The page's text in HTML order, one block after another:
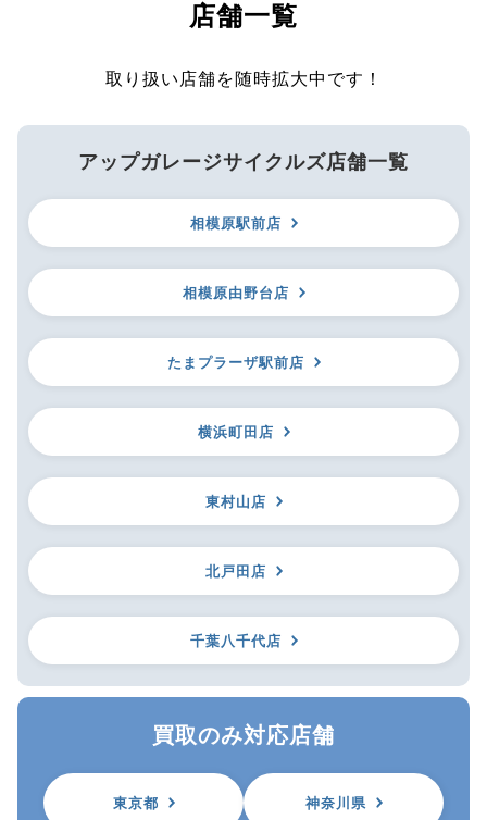
店舗一覧
取り扱い店舗を随時拡大中です！
アップガレージサイクルズ店舗一覧
相模原駅前店
相模原由野台店
たまプラーザ駅前店
横浜町田店
東村山店
北戸田店
千葉八千代店
買取のみ対応店舗
東京都 神奈川県